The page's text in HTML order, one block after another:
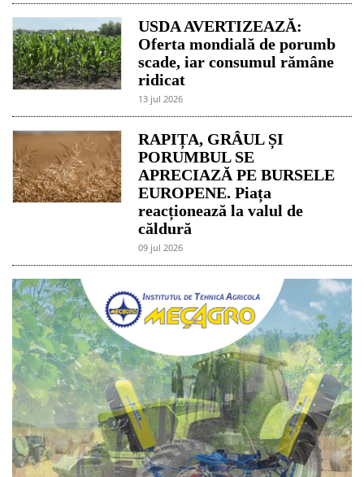
USDA AVERTIZEAZĂ:
Oferta mondială de porumb
scade, iar consumul rămâne
ridicat
13 jul 2026
RAPIȚA, GRÂUL ȘI
PORUMBUL SE
APRECIAZĂ PE BURSELE
EUROPENE. Piața
reacționează la valul de
căldură
09 jul 2026